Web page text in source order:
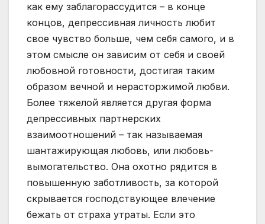
как ему заблагорассудится – в конце
концов, депрессивная личность любит
свое чувство больше, чем себя самого, и в
этом смысле он зависим от себя и своей
любовной готовности, достигая таким
образом вечной и нерасторжимой любви.
Более тяжелой является другая форма
депрессивных партнерских
взаимоотношений – так называемая
шантажирующая любовь, или любовь-
вымогательство. Она охотно рядится в
повышенную заботливость, за которой
скрывается господствующее влечение
бежать от страха утраты. Если это